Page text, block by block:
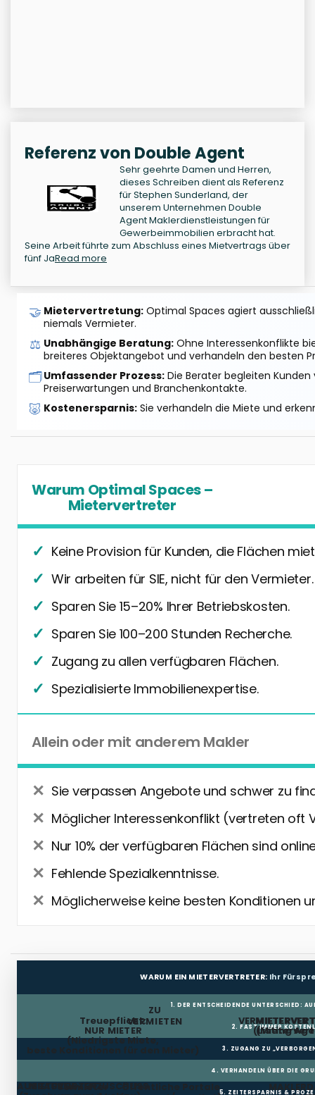
Referenz von Double Agent
Sehr geehrte Damen und Herren,
dieses Schreiben dient als Referenz
für Stephen Sunderland, der
unserem Unternehmen Double
Agent Maklerdienstleistungen für
Gewerbeimmobilien erbracht hat.
Seine Arbeit führte zum Abschluss eines Mietvertrags über
fünf JaRead more
🤝 Mietervertretung: Optimal Spaces agiert
niemals Vermieter.
⚖️ Unabhängige Beratung: Ohne Interessenkonflikte
breiteres Objektangebot und verhandeln den besten
🗂️Umfassender Prozess: Die Berater begleiten Kunden
Preiserwartungen und Branchenkontakte.
🐷 Kostenersparnis: Sie verhandeln die Miete und
Warum Optimal Spaces –
Mietervertreter
Keine Provision für Kunden, die Flächen
Wir arbeiten für SIE, nicht für den Vermieter.
Sparen Sie 15–20% Ihrer Betriebskosten.
Sparen Sie 100–200 Stunden Recherche.
Zugang zu allen verfügbaren Flächen.
Spezialisierte Immobilienexpertise.
Allein oder mit anderem Makler
Sie verpassen Angebote und schwer zu
Möglicher Interessenkonflikt (vertreten oft
Nur 10% der verfügbaren Flächen sind
Fehlende Spezialkenntnisse.
Möglicherweise keine besten Konditionen
WARUM EIN MIETERVERTRETER: Ihr
1. DER ENTSCHEIDENDE UNTERSCHIED:
(Listing
ZU
VERMIETEN
Treuepflicht:
NUR MIETER
(Niedrigste Miete,
beste Konditionen für den Mieter)
2. FAST IMMER
3. ZUGANG ZU
4. VERHANDELN ÜBER DIE
Vermieter Öffentliche Portale
MIETFREIE ZEIT
AUSBAUKOSTENZUSCHUSS 5. ZEITERSPARNIS &